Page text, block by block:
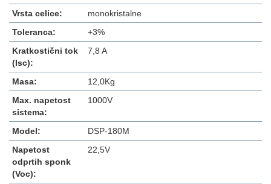
Vrsta celice:
monokristalne
Toleranca:
+3%
Kratkostični tok
(Isc):
7,8 A
Masa:
12,0Kg
Max. napetost
sistema:
1000V
Model:
DSP-180M
Napetost
odprtih sponk
(Voc):
22,5V